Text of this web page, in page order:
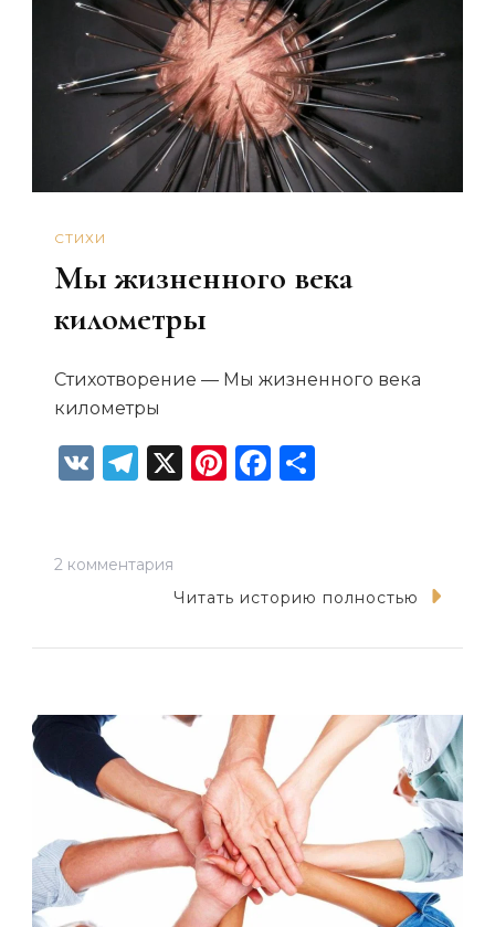
природы
СТИХИ
Мы жизненного века
километры
Стихотворение — Мы жизненного века
километры
VK Telegram
X Pinterest
Facebook
2 комментария
записи
километры
Читать историю полностью